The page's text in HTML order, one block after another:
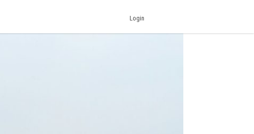
Login